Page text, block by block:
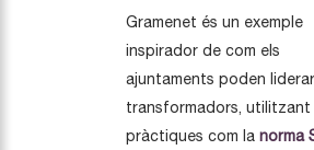
Gramenet és un exemple
inspirador de com els
ajuntaments poden
transformadors, utilitzant
pràctiques com la norma